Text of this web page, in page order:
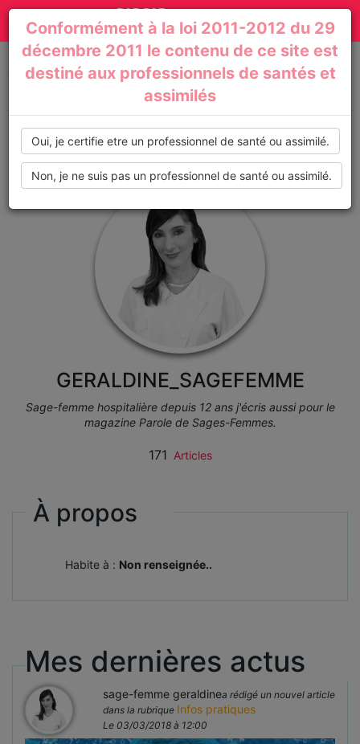
Toggle
navigation
Actualités
médicales,
dossiers
thématiques,
formations,
recommandations
Accueil Profil de : Geraldine_Sagefemme
GERALDINE_SAGEFEMME
Sage-femme hospitalière depuis 12 ans j'écris aussi pour le
magazine Parole de Sages-Femmes.
171 Articles
À propos
Habite à : Non renseignée..
Mes dernières actus
sage-femme geraldinea rédigé un nouvel article
dans la rubrique Infos pratiques
Le 03/03/2018 à 12:00
Conformément à la loi 2011-2012 du 29
décembre 2011 le contenu de ce site est
destiné aux professionnels de santés et
assimilés
Oui, je certifie etre un professionnel de santé ou assimilé.
Non, je ne suis pas un professionnel de santé ou assimilé.